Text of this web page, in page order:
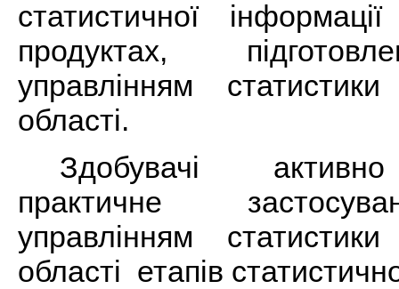
статистичної
продуктах,
управлінням
області.
Здобувачі
практичне
управлінням
області етапів